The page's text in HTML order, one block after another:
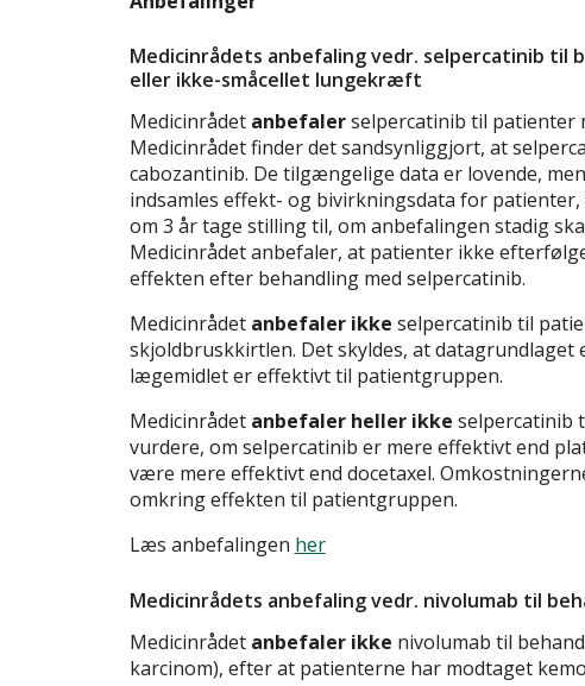
Medicinrådets anbefaling vedr. selpercatinib
eller ikke-småcellet lungekræft
Medicinrådet anbefalerselpercatinib til patienter
Medicinrådet finder det sandsynliggjort, at
cabozantinib. De tilgængelige data er lovende,
indsamles effekt- og bivirkningsdata for
om 3 år tage stilling til, om anbefalingen stadig
Medicinrådet anbefaler, at patienter ikke
effekten efter behandling med selpercatinib.
Medicinrådet anbefaler ikke selpercatinib til
skjoldbruskkirtlen. Det skyldes, at
lægemidlet er effektivt til patientgruppen.
Medicinrådet anbefaler heller ikke selpercatinib
vurdere, om selpercatinib er mere effektivt end
være mere effektivt end docetaxel.
omkring effekten til patientgruppen.
Læs anbefalingen her
Medicinrådets anbefaling vedr. nivolumab til
Medicinrådet anbefaler ikke nivolumab til
karcinom), efter at patienterne har modtaget